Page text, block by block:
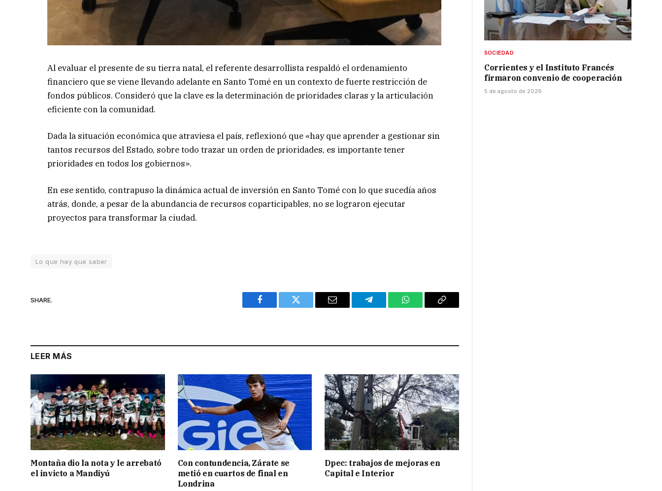
Al evaluar el presente de su tierra natal, el referente desarrollista respaldó el ordenamiento
financiero que se viene llevando adelante en Santo Tomé en un contexto de fuerte restricción de
fondos públicos. Consideró que la clave es la determinación de prioridades claras y la articulación
eficiente con la comunidad.
Dada la situación económica que atraviesa el país, reflexionó que «hay que aprender a gestionar sin
tantos recursos del Estado, sobre todo trazar un orden de prioridades, es importante tener
prioridades en todos los gobiernos».
En ese sentido, contrapuso la dinámica actual de inversión en Santo Tomé con lo que sucedía años
atrás, donde, a pesar de la abundancia de recursos coparticipables, no se lograron ejecutar
proyectos para transformar la ciudad.
Lo que hay que saber
SHARE.
Facebook Twitter Email Telegram WhatsAppCopy
LEER MÁS
Montaña dio la nota y le arrebató
el invicto a Mandiyú
Con contundencia, Zárate se
metió en cuartos de final en
Londrina
Dpec: trabajos de mejoras en
Capital e Interior
SOCIEDAD
Corrientes y el Instituto Francés
firmaron convenio de cooperación
5 de agosto de 2026